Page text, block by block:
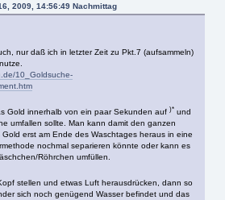
2009, 14:56:49 Nachmittag
nur daß ich in letzter Zeit zu Pkt.7 (aufsammeln)
10_Goldsuche-
Gold innerhalb von ein paar Sekunden auf )* und
umfallen sollte. Man kann damit den ganzen
erst am Ende des Waschtages heraus in eine
nochmal separieren könnte oder kann es
Röhrchen umfüllen.
stellen und etwas Luft herausdrücken, dann so
sich noch genügend Wasser befindet und das